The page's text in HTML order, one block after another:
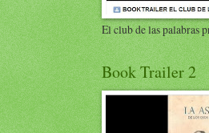
El club de las palabras
Book Trailer 2